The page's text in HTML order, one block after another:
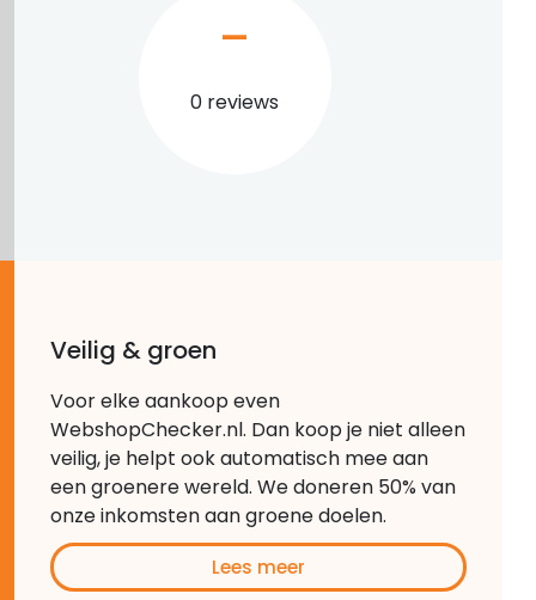
0 reviews
–
Veilig & groen
Voor elke aankoop even
WebshopChecker.nl. Dan koop je niet alleen
veilig, je helpt ook automatisch mee aan
een groenere wereld. We doneren 50% van
onze inkomsten aan groene doelen.
Lees meer